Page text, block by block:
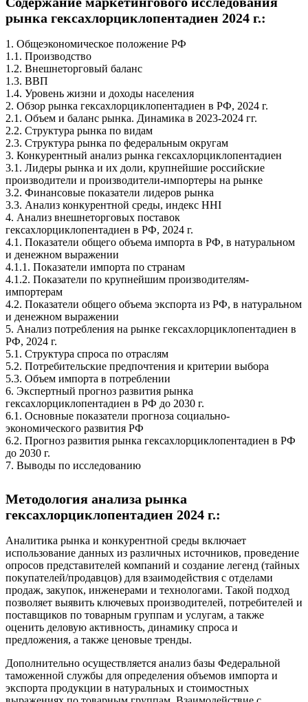
рынка гексахлорциклопентадиен 2024 г.:
1. Общеэкономическое положение РФ
1.1. Производство
1.2. Внешнеторговый баланс
1.3. ВВП
1.4. Уровень жизни и доходы населения
2. Обзор рынка гексахлорциклопентадиен в РФ, 2024 г.
2.1. Объем и баланс рынка. Динамика в 2023-2024 гг.
2.2. Структура рынка по видам
2.3. Структура рынка по федеральным округам
3. Конкурентный анализ рынка гексахлорциклопентадиен
3.1. Лидеры рынка и их доли, крупнейшие российские
производители и производители-импортеры на рынке
3.2. Финансовые показатели лидеров рынка
3.3. Анализ конкурентной среды, индекс HHI
4. Анализ внешнеторговых поставок
гексахлорциклопентадиен в РФ, 2024 г.
4.1. Показатели общего объема импорта в РФ, в натуральном
и денежном выражении
4.1.1. Показатели импорта по странам
4.1.2. Показатели по крупнейшим производителям-
импортерам
4.2. Показатели общего объема экспорта из РФ, в натуральном
и денежном выражении
5. Анализ потребления на рынке гексахлорциклопентадиен в
РФ, 2024 г.
5.1. Структура спроса по отраслям
5.2. Потребительские предпочтения и критерии выбора
5.3. Объем импорта в потреблении
6. Экспертный прогноз развития рынка
гексахлорциклопентадиен в РФ до 2030 г.
6.1. Основные показатели прогноза социально-
экономического развития РФ
6.2. Прогноз развития рынка гексахлорциклопентадиен в РФ
до 2030 г.
7. Выводы по исследованию
Методология анализа рынка
гексахлорциклопентадиен 2024 г.:
Аналитика рынка и конкурентной среды включает
использование данных из различных источников, проведение
опросов представителей компаний и создание легенд (тайных
покупателей/продавцов) для взаимодействия с отделами
продаж, закупок, инженерами и технологами. Такой подход
позволяет выявить ключевых производителей, потребителей и
поставщиков по товарным группам и услугам, а также
оценить деловую активность, динамику спроса и
предложения, а также ценовые тренды.
Дополнительно осуществляется анализ базы Федеральной
таможенной службы для определения объемов импорта и
экспорта продукции в натуральных и стоимостных